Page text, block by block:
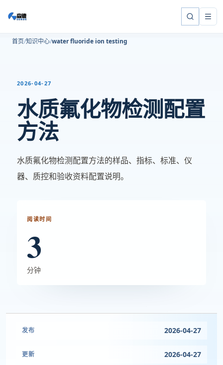
首页 知识中心 water fluoride ion testing
2026-04-27
水质氟化物检测配置
方法
水质氟化物检测配置方法的样品、指标、标准、仪
器、质控和验收资料配置说明。
阅读时间
3
分钟
发布 2026-04-27
更新 2026-04-27